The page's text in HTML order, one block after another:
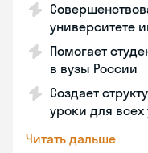
университете
Помогает
в вузы России
Создает
уроки для всех
Читать дальше